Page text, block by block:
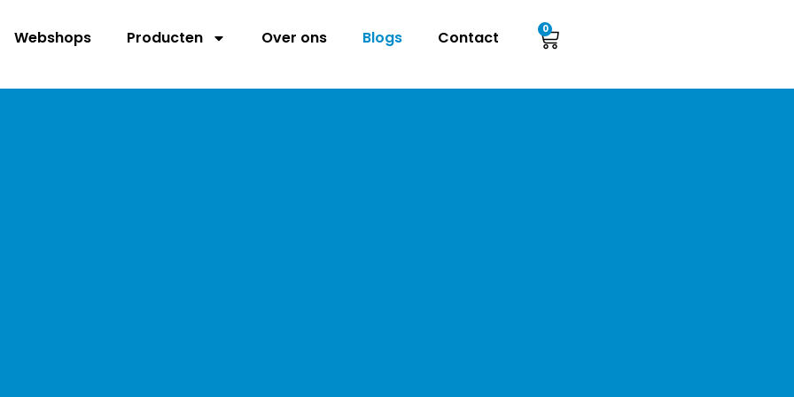
Webshops Producten Over ons Blogs Contact 0